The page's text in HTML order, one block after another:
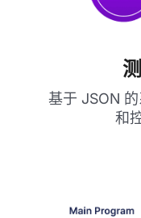
基于 JSON
和